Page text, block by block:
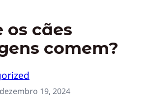
os cães
comem?
dezembro 19, 2024